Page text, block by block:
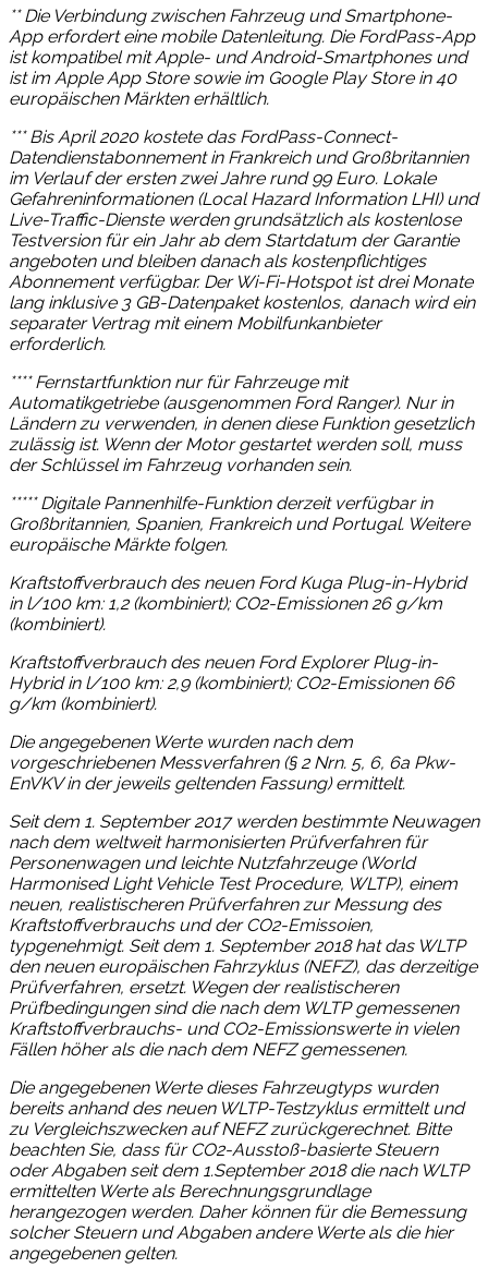
** Die Verbindung zwischen Fahrzeug und Smartphone-
App erfordert eine mobile Datenleitung. Die FordPass-App
ist kompatibel mit Apple- und Android-Smartphones und
ist im Apple App Store sowie im Google Play Store in 40
europäischen Märkten erhältlich.
*** Bis April 2020 kostete das FordPass-Connect-
Datendienstabonnement in Frankreich und Großbritannien
im Verlauf der ersten zwei Jahre rund 99 Euro. Lokale
Gefahreninformationen (Local Hazard Information LHI) und
Live-Traffic-Dienste werden grundsätzlich als kostenlose
Testversion für ein Jahr ab dem Startdatum der Garantie
angeboten und bleiben danach als kostenpflichtiges
Abonnement verfügbar. Der Wi-Fi-Hotspot ist drei Monate
lang inklusive 3 GB-Datenpaket kostenlos, danach wird ein
separater Vertrag mit einem Mobilfunkanbieter
erforderlich.
**** Fernstartfunktion nur für Fahrzeuge mit
Automatikgetriebe (ausgenommen Ford Ranger). Nur in
Ländern zu verwenden, in denen diese Funktion gesetzlich
zulässig ist. Wenn der Motor gestartet werden soll, muss
der Schlüssel im Fahrzeug vorhanden sein.
***** Digitale Pannenhilfe-Funktion derzeit verfügbar in
Großbritannien, Spanien, Frankreich und Portugal. Weitere
europäische Märkte folgen.
Kraftstoffverbrauch des neuen Ford Kuga Plug-in-Hybrid
in l/100 km: 1,2 (kombiniert); CO2-Emissionen 26 g/km
(kombiniert).
Kraftstoffverbrauch des neuen Ford Explorer Plug-in-
Hybrid in l/100 km: 2,9 (kombiniert); CO2-Emissionen 66
g/km (kombiniert).
Die angegebenen Werte wurden nach dem
vorgeschriebenen Messverfahren (§ 2 Nrn. 5, 6, 6a Pkw-
EnVKV in der jeweils geltenden Fassung) ermittelt.
Seit dem 1. September 2017 werden bestimmte Neuwagen
nach dem weltweit harmonisierten Prüfverfahren für
Personenwagen und leichte Nutzfahrzeuge (World
Harmonised Light Vehicle Test Procedure, WLTP), einem
neuen, realistischeren Prüfverfahren zur Messung des
Kraftstoffverbrauchs und der CO2-Emissoien,
typgenehmigt. Seit dem 1. September 2018 hat das WLTP
den neuen europäischen Fahrzyklus (NEFZ), das derzeitige
Prüfverfahren, ersetzt. Wegen der realistischeren
Prüfbedingungen sind die nach dem WLTP gemessenen
Kraftstoffverbrauchs- und CO2-Emissionswerte in vielen
Fällen höher als die nach dem NEFZ gemessenen.
Die angegebenen Werte dieses Fahrzeugtyps wurden
bereits anhand des neuen WLTP-Testzyklus ermittelt und
zu Vergleichszwecken auf NEFZ zurückgerechnet. Bitte
beachten Sie, dass für CO2-Ausstoß-basierte Steuern
oder Abgaben seit dem 1.September 2018 die nach WLTP
ermittelten Werte als Berechnungsgrundlage
herangezogen werden. Daher können für die Bemessung
solcher Steuern und Abgaben andere Werte als die hier
angegebenen gelten.